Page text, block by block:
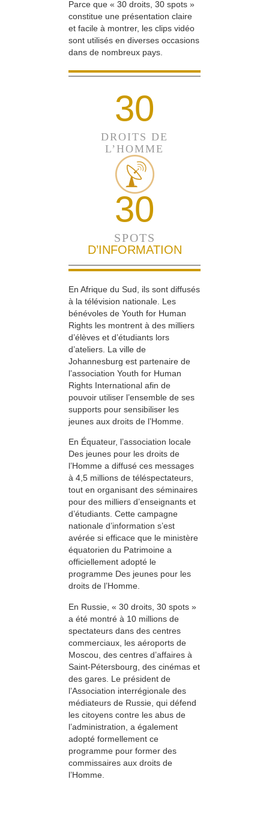
Parce que « 30 droits, 30 spots »
constitue une présentation claire
et facile à montrer, les clips vidéo
sont utilisés en diverses occasions
dans de nombreux pays.
30
DROITS DE
L’HOMME
30
SPOTS
D’INFORMATION
En Afrique du Sud, ils sont diffusés
à la télévision nationale. Les
bénévoles de Youth for Human
Rights les montrent à des milliers
d’élèves et d’étudiants lors
d’ateliers. La ville de
Johannesburg est partenaire de
l’association Youth for Human
Rights International afin de
pouvoir utiliser l’ensemble de ses
supports pour sensibiliser les
jeunes aux droits de l’Homme.
En Équateur, l’association locale
Des jeunes pour les droits de
l’Homme a diffusé ces messages
à 4,5 millions de téléspectateurs,
tout en organisant des séminaires
pour des milliers d’enseignants et
d’étudiants. Cette campagne
nationale d’information s’est
avérée si efficace que le ministère
équatorien du Patrimoine a
officiellement adopté le
programme Des jeunes pour les
droits de l’Homme.
En Russie, « 30 droits, 30 spots »
a été montré à 10 millions de
spectateurs dans des centres
commerciaux, les aéroports de
Moscou, des centres d’affaires à
Saint-Pétersbourg, des cinémas et
des gares. Le président de
l’Association interrégionale des
médiateurs de Russie, qui défend
les citoyens contre les abus de
l’administration, a également
adopté formellement ce
programme pour former des
commissaires aux droits de
l’Homme.